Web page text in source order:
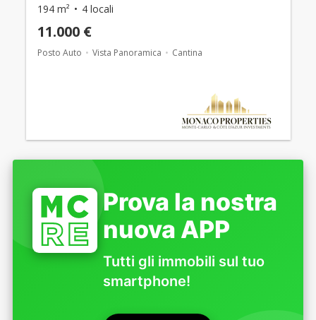
194 m² 4 locali
11.000 €
Posto Auto Vista Panoramica Cantina
Prova la nostra
nuova APP
Tutti gli immobili sul tuo
smartphone!